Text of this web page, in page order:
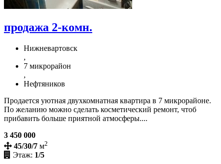
продажа 2-комн.
Нижневартовск
,
7 микрорайон
,
Нефтяников
Продается уютная двухкомнатная квартира в 7 микрорайоне.
По желанию можно сделать косметический ремонт, чтоб
прибавить больше приятной атмосферы....
3 450 000
45/30/7 м2
Этаж: 1/5